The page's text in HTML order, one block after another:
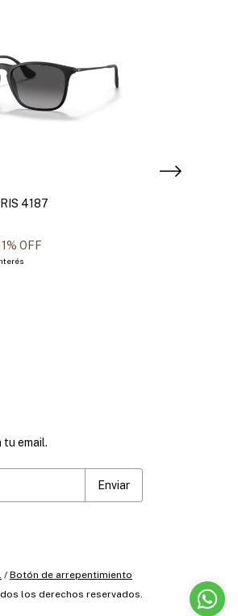
4187
% OFF
tu email.
/ Botón de arrepentimiento
los derechos reservados.